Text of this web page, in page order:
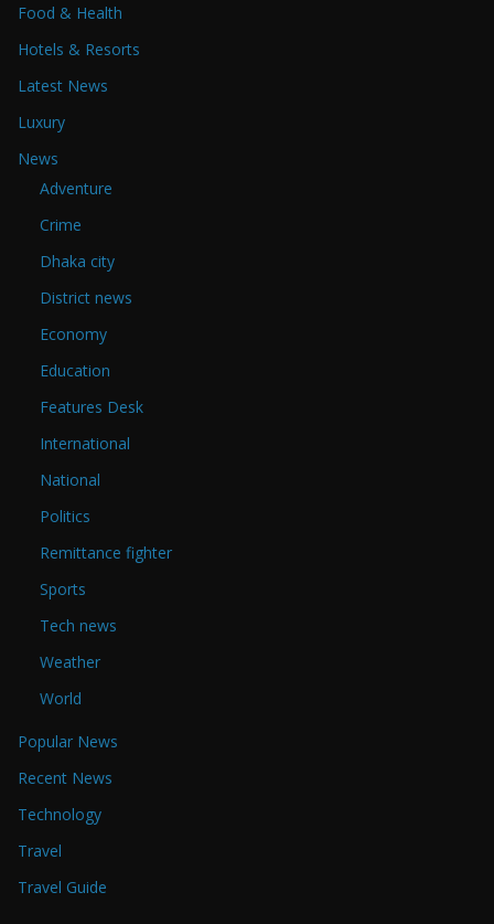
Food & Health
Hotels & Resorts
Latest News
Luxury
News
Adventure
Crime
Dhaka city
District news
Economy
Education
Features Desk
International
National
Politics
Remittance fighter
Sports
Tech news
Weather
World
Popular News
Recent News
Technology
Travel
Travel Guide